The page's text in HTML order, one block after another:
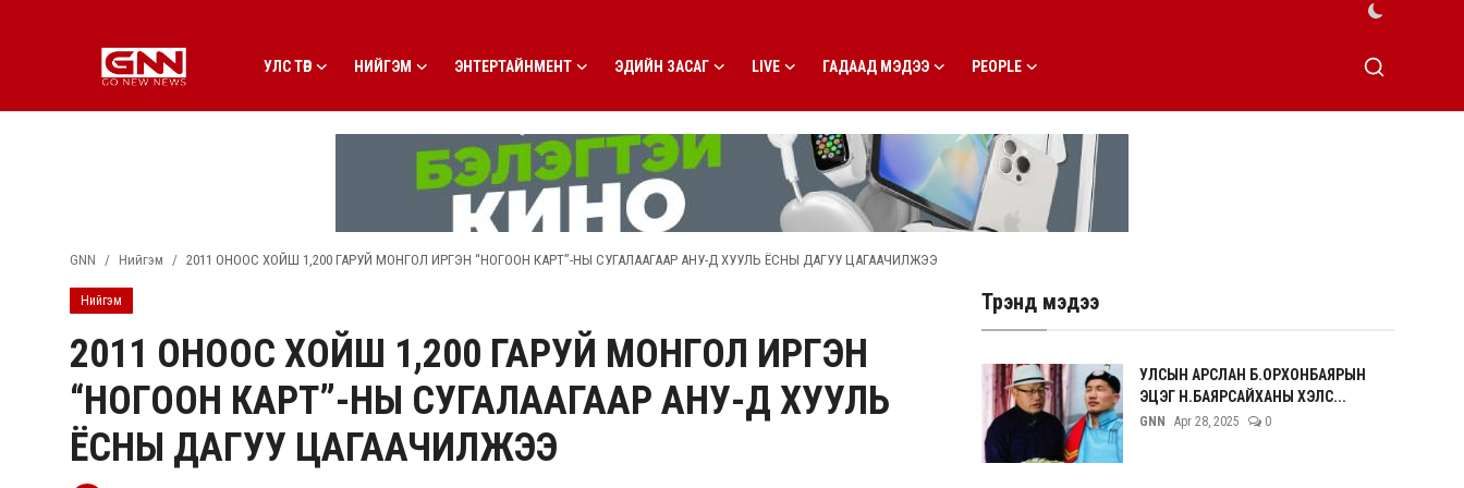
УЛС ТӨР НИЙГЭМ ЭНТЕРТАЙНМЕНТ ЭДИЙН ЗАСАГ LIVE ГАДААД МЭДЭЭ PEOPLE
Гадаад мэдээ
GNN Нийгэм 2011 ОНООС ХОЙШ 1,200 ГАРУЙ МОНГОЛ ИРГЭН “НОГООН КАРТ”-НЫ СУГАЛААГААР АНУ-Д ХУУЛЬ ЁСНЫ ДАГУУ ЦАГААЧИЛЖЭЭ
Нийгэм
2011 ОНООС ХОЙШ 1,200 ГАРУЙ МОНГОЛ ИРГЭН
“НОГООН КАРТ”-НЫ СУГАЛААГААР АНУ-Д ХУУЛЬ
ЁСНЫ ДАГУУ ЦАГААЧИЛЖЭЭ
Трэнд мэдээ
УЛСЫН АРСЛАН Б.ОРХОНБАЯРЫН
ЭЦЭГ Н.БАЯРСАЙХАНЫ ХЭЛС...
GNN Apr 28, 2025 0